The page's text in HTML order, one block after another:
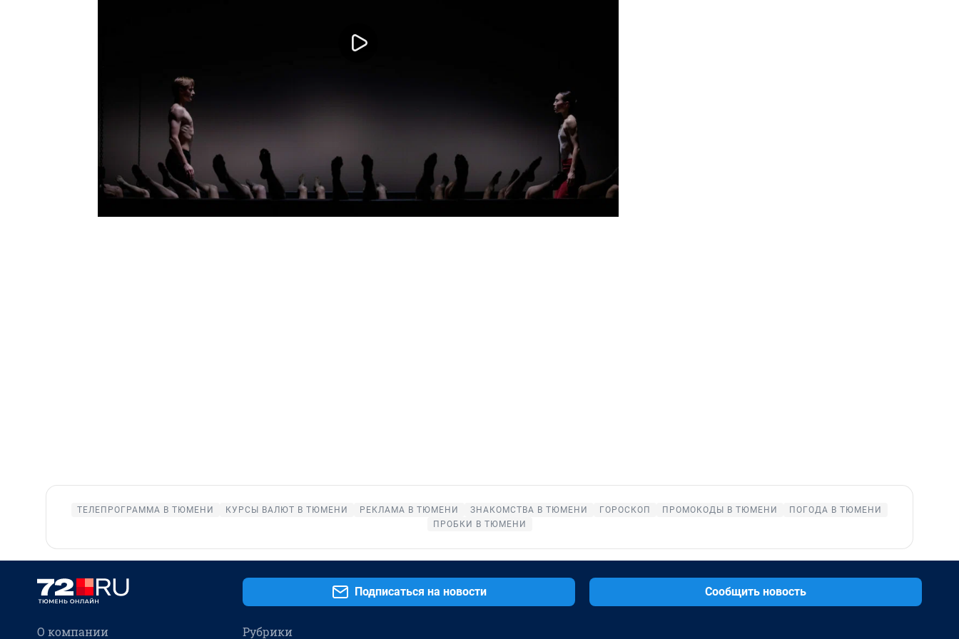
ТЕЛЕПРОГРАММА В ТЮМЕНИ КУРСЫ ВАЛЮТ В ТЮМЕНИ РЕКЛАМА В ТЮМЕНИ ЗНАКОМСТВА В ТЮМЕНИ ГОРОСКОП ПРОМОКОДЫ В ТЮМЕНИ
ПОГОДА В ТЮМЕНИ
ПРОБКИ В ТЮМЕНИ
Подписаться на новости Сообщить новость
О компании Рубрики